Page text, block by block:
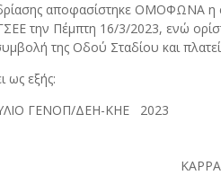
αποφασίστηκε ΟΜΟΦΩΝΑ
την Πέμπτη 16/3/2023, ενώ
της Οδού Σταδίου και
ως εξής:
ΓΕΝΟΠ/ΔΕΗ-ΚΗΕ 2023